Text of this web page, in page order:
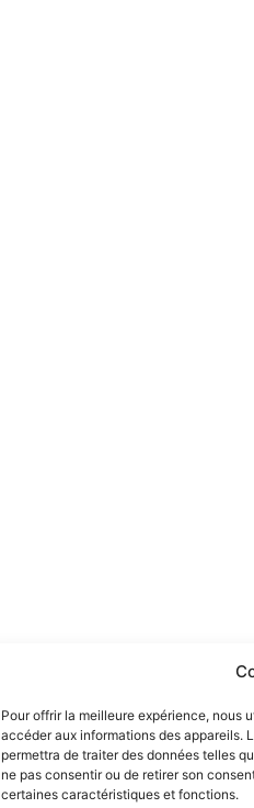
Pour offrir la meilleure expérience, nous
accéder aux informations des appareils.
permettra de traiter des données telles
ne pas consentir ou de retirer son
certaines caractéristiques et fonctions.